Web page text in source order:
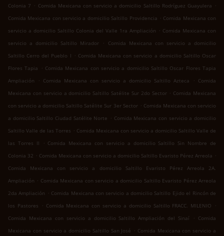
Colonia 7 . Comida Mexicana con servicio a domicilio Saltillo Rodríguez Guayulera .
Comida Mexicana con servicio a domicilio Saltillo Providencia . Comida Mexicana con
servicio a domicilio Saltillo Colonia del Valle 1ra Ampliación . Comida Mexicana con
servicio a domicilio Saltillo Mirador
.
Comida Mexicana con servicio a domicilio
Saltillo Cerro del Pueblo I . Comida Mexicana con servicio a domicilio Saltillo Oscar
Flores Tapia
. Comida Mexicana con servicio a domicilio Saltillo Oscar Flores Tapia
Ampliación
. Comida Mexicana con servicio a domicilio Saltillo Azteca . Comida
Mexicana con servicio a domicilio Saltillo Satélite Sur 2do Sector . Comida Mexicana
con servicio a domicilio Saltillo Satélite Sur 3er Sector . Comida Mexicana con servicio
a domicilio Saltillo Ciudad Satélite Norte . Comida Mexicana con servicio a domicilio
Saltillo Valle de las Torres . Comida Mexicana con servicio a domicilio Saltillo Valle de
las Torres II
. Comida Mexicana con servicio a domicilio Saltillo Sin Nombre de
Colonia 32 . Comida Mexicana con servicio a domicilio Saltillo Evaristo Pérez Arreola .
Comida Mexicana con servicio a domicilio Saltillo Evaristo Pérez Arreola 2A.
Ampliación . Comida Mexicana con servicio a domicilio Saltillo Evaristo Pérez Arreola
2da Ampliación . Comida Mexicana con servicio a domicilio Saltillo Ejido el Rincón de
los Pastores
. Comida Mexicana con servicio a domicilio Saltillo FRACC. MILENIO
.
Comida Mexicana con servicio a domicilio Saltillo Ampliación del Sinaí
. Comida
Mexicana con servicio a domicilio Saltillo San José . Comida Mexicana con servicio a